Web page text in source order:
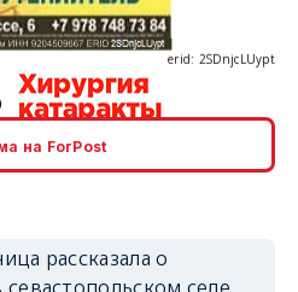
erid: 2SDnjcLUypt
на ForPost
рассказала о